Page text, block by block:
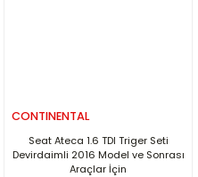
CONTINENTAL
Seat Ateca 1.6 TDI Triger Seti
Devirdaimli 2016 Model ve Sonrası
Araçlar İçin